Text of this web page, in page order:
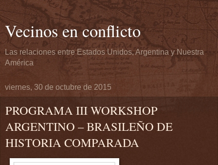
Vecinos en conflicto
Las relaciones entre Estados Unidos, Argentina y Nuestra
América
viernes, 30 de octubre de 2015
PROGRAMA III WORKSHOP
ARGENTINO – BRASILEÑO DE
HISTORIA COMPARADA